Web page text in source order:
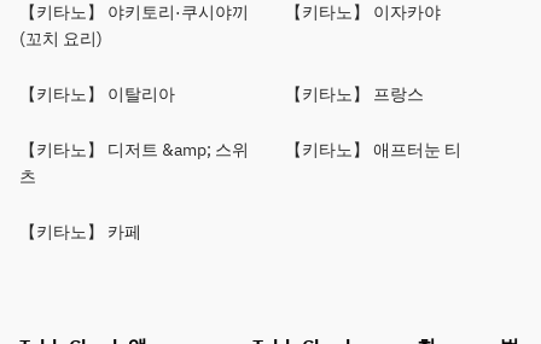
【키타노】 야키토리·쿠시야끼
(꼬치 요리)
【키타노】 이자카야
【키타노】 이탈리아 【키타노】 프랑스
【키타노】 디저트 &amp; 스위
츠
【키타노】 애프터눈 티
【키타노】 카페